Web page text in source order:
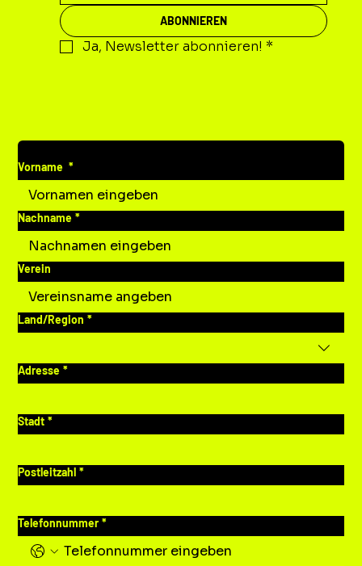
ABONNIEREN
Ja, Newsletter abonnieren! *
DEINE MITTEILUNG AN UNS
Vorname *
Nachname *
Verein
Mehrzeilige Adresse
Land/Region *
Adresse *
Stadt *
Postleitzahl *
Telefonnummer *